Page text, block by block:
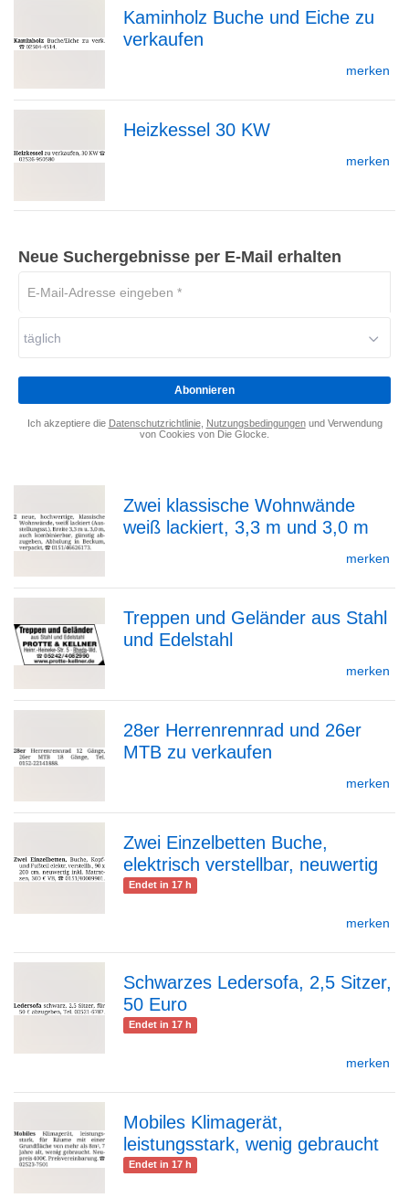
Detailseite
zur
Detailseite
Kaminholz Buche und Eiche zu
verkaufen
merken
zur
Heizkessel 30 KW
merken
Neue Suchergebnisse per E-Mail erhalten
Adresse
*
täglich
Abonnieren
Ich akzeptiere die Datenschutzrichtlinie, Nutzungsbedingungenund Verwendung
von Cookies von Die Glocke.
zur
Detailseite
Zwei klassische Wohnwände
weiß lackiert, 3,3 m und 3,0 m
merken
Detailseite
Treppen und Geländer aus Stahl
und Edelstahl
merken
zur
Detailseite
28er Herrenrennrad und 26er
MTB zu verkaufen
merken
zur
Zwei Einzelbetten Buche,
elektrisch verstellbar, neuwertig
Endet in 17 h
merken
zur
Schwarzes Ledersofa, 2,5 Sitzer,
50 Euro
Endet in 17 h
merken
zur
Mobiles Klimagerät,
leistungsstark, wenig gebraucht
Endet in 17 h